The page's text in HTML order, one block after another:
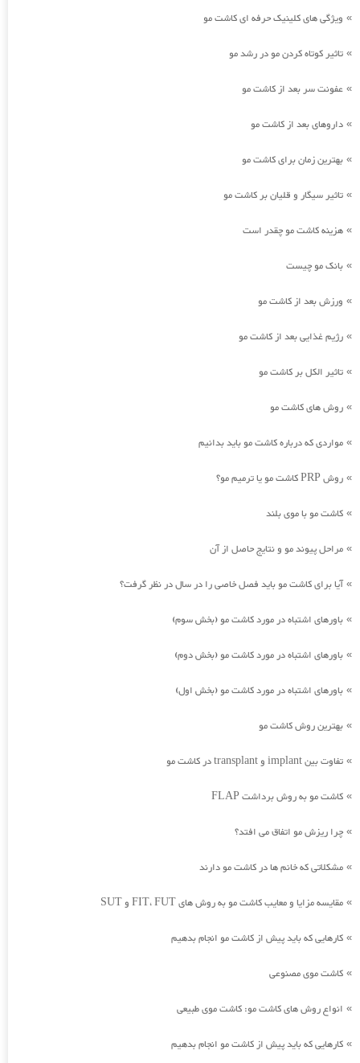
» ویژگی های کلینیک حرفه ای کاشت مو
» تاثیر کوتاه کردن مو در رشد مو
» عفونت سر بعد از کاشت مو
» داروهای بعد از کاشت مو
» بهترین زمان برای کاشت مو
» تاثیر سیگار و قلیان بر کاشت مو
» هزینه کاشت مو چقدر است
» بانک مو چیست
» ورزش بعد از کاشت مو
» رژیم غذایی بعد از کاشت مو
» تاثیر الکل بر کاشت مو
» روش های کاشت مو
» مواردی که درباره کاشت مو باید بدانیم
» روش PRP کاشت مو یا ترمیم مو؟
» کاشت مو با موی بلند
» مراحل پیوند مو و نتایج حاصل از آن
»آیا برای کاشت مو باید فصل خاصی را در سال در نظر گرفت؟
» باورهای اشتباه در مورد کاشت مو (بخش سوم)
» باورهای اشتباه در مورد کاشت مو (بخش دوم)
» باورهای اشتباه در مورد کاشت مو (بخش اول)
» بهترین روش کاشت مو
» تفاوت بین implant و transplant در کاشت مو
» کاشت مو به روش برداشت FLAP
» چرا ریزش مو اتفاق می افتد؟
» مشکلاتی که خانم ها در کاشت مو دارند
» مقایسه مزایا و معایب کاشت مو به روش های FIT، FUT و SUT
» کارهایی که باید پیش از کاشت مو انجام بدهیم
» کاشت موی مصنوعی
» انواع روش های کاشت مو: کاشت موی طبیعی
» کارهایی که باید پیش از کاشت مو انجام بدهیم